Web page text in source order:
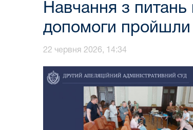
Навчання з питань
допомоги пройшли
22 червня 2026, 14:34